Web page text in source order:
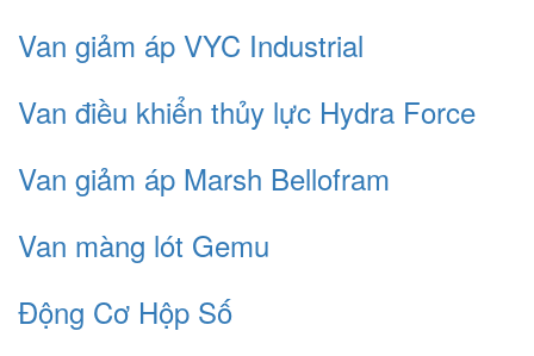
Van giảm áp VYC Industrial
Van điều khiển thủy lực Hydra Force
Van giảm áp Marsh Bellofram
Van màng lót Gemu
Động Cơ Hộp Số